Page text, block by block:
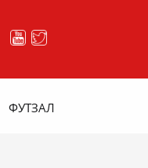
ФУТЗАЛ